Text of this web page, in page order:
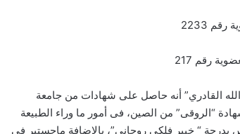
2233
القادري” أنه حاصل على شهادات من جامعة
“الروقى” من الصين، فى أمور ما وراء الطبيعة
بدرجة “ خبير فلكى روحانى”، بالإضافة ماجستير فى